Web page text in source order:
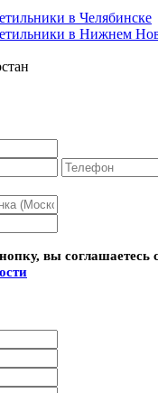
в Челябинске
в Нижнем
вы соглашаетесь